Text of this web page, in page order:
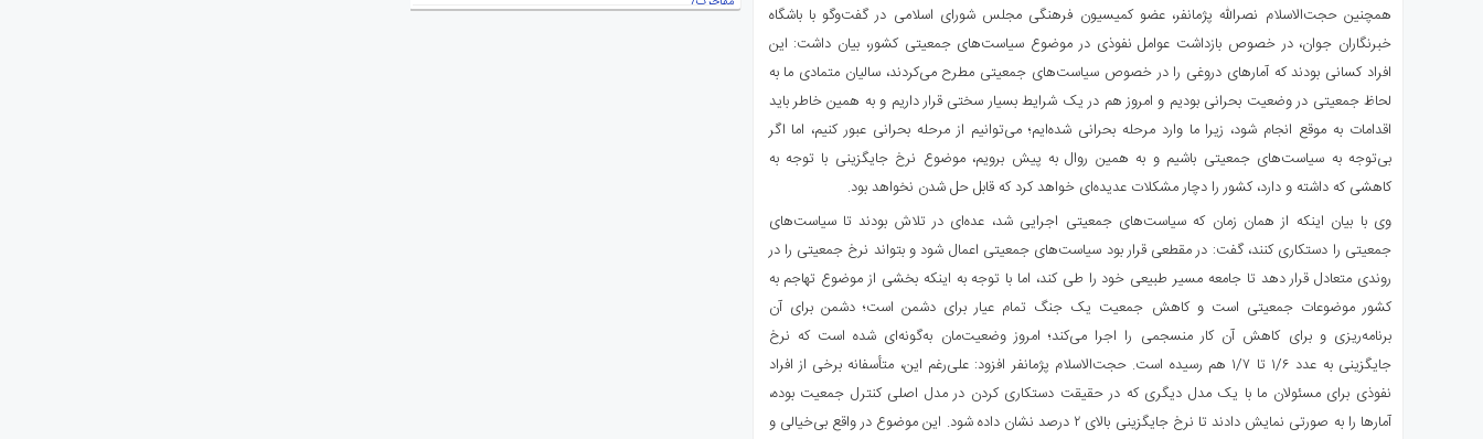
همچنین حجت‌الاسلام نصرالله پژمانفر، عضو کمیسیون فرهنگی مجلس شورای اسلامی در گفت‌وگو با باشگاه
خبرنگاران جوان، در خصوص بازداشت عوامل نفوذی در موضوع سیاست‌های جمعیتی کشور، بیان داشت: این
افراد کسانی بودند که آمارهای دروغی را در خصوص سیاست‌های جمعیتی مطرح می‌کردند، سالیان متمادی ما به
لحاظ جمعیتی در وضعیت بحرانی بودیم و امروز هم در یک شرایط بسیار سختی قرار داریم و به همین خاطر باید
اقدامات به موقع انجام شود، زیرا ما وارد مرحله بحرانی شده‌ایم؛ می‌توانیم از مرحله بحرانی عبور کنیم، اما اگر
بی‌توجه به سیاست‌های جمعیتی باشیم و به همین روال به پیش برویم، موضوع نرخ جایگزینی با توجه به
کاهشی که داشته و دارد، کشور را دچار مشکلات عدیده‌ای خواهد کرد که قابل حل شدن نخواهد بود.
وی با بیان اینکه از همان زمان که سیاست‌های جمعیتی اجرایی شد، عده‌ای در تلاش بودند تا سیاست‌های
جمعیتی را دستکاری کنند، گفت: در مقطعی قرار بود سیاست‌های جمعیتی اعمال شود و بتواند نرخ جمعیتی را در
روندی متعادل قرار دهد تا جامعه مسیر طبیعی خود را طی کند، اما با توجه به اینکه بخشی از موضوع تهاجم به
کشور موضوعات جمعیتی است و کاهش جمعیت یک جنگ تمام عیار برای دشمن است؛ دشمن برای آن
برنامه‌ریزی و برای کاهش آن کار منسجمی را اجرا می‌کند؛ امروز وضعیت‌مان به‌گونه‌ای شده است که نرخ
جایگزینی به عدد ۱/۶ تا ۱/۷ هم رسیده است. حجت‌الاسلام پژمانفر افزود: علی‌رغم این، متأسفانه برخی از افراد
نفوذی برای مسئولان ما با یک مدل دیگری که در حقیقت دستکاری کردن در مدل اصلی کنترل جمعیت بوده،
آمارها را به صورتی نمایش دادند تا نرخ جایگزینی بالای ۲ درصد نشان داده شود. این موضوع در واقع بی‌خیالی و